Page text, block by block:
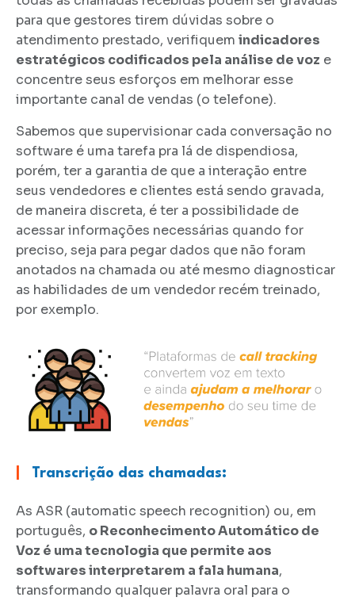
para que gestores tirem dúvidas sobre o
atendimento prestado, verifiquem indicadores
estratégicos codificados pela análise de voz e
concentre seus esforços em melhorar esse
importante canal de vendas (o telefone).
Sabemos que supervisionar cada conversação no
software é uma tarefa pra lá de dispendiosa,
porém, ter a garantia de que a interação entre
seus vendedores e clientes está sendo gravada,
de maneira discreta, é ter a possibilidade de
acessar informações necessárias quando for
preciso, seja para pegar dados que não foram
anotados na chamada ou até mesmo diagnosticar
as habilidades de um vendedor recém treinado,
por exemplo.
Transcrição das chamadas:
As ASR (automatic speech recognition) ou, em
português, o Reconhecimento Automático de
Voz é uma tecnologia que permite aos
softwares interpretarem a fala humana,
transformando qualquer palavra oral para o